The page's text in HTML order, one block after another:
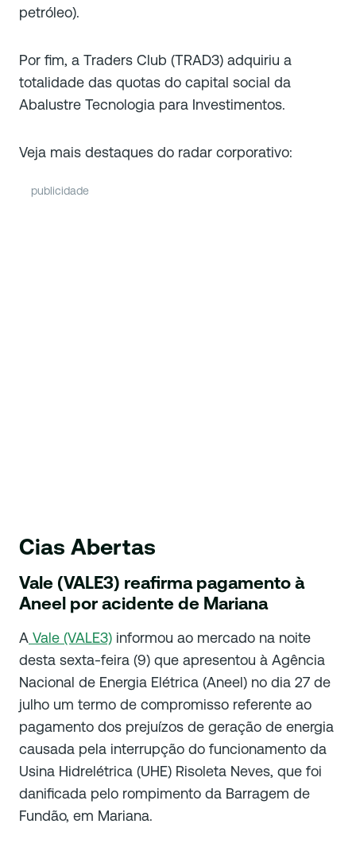
petróleo).
Por fim, a Traders Club (TRAD3) adquiriu a
totalidade das quotas do capital social da
Abalustre Tecnologia para Investimentos.
Veja mais destaques do radar corporativo:
publicidade
Cias Abertas
Vale (VALE3) reafirma pagamento à
Aneel por acidente de Mariana
A Vale (VALE3) informou ao mercado na noite
desta sexta-feira (9) que apresentou à Agência
Nacional de Energia Elétrica (Aneel) no dia 27 de
julho um termo de compromisso referente ao
pagamento dos prejuízos de geração de energia
causada pela interrupção do funcionamento da
Usina Hidrelétrica (UHE) Risoleta Neves, que foi
danificada pelo rompimento da Barragem de
Fundão, em Mariana.